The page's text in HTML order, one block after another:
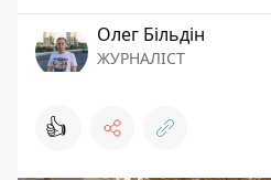
Олег Більдін
ЖУРНАЛІСТ
👍